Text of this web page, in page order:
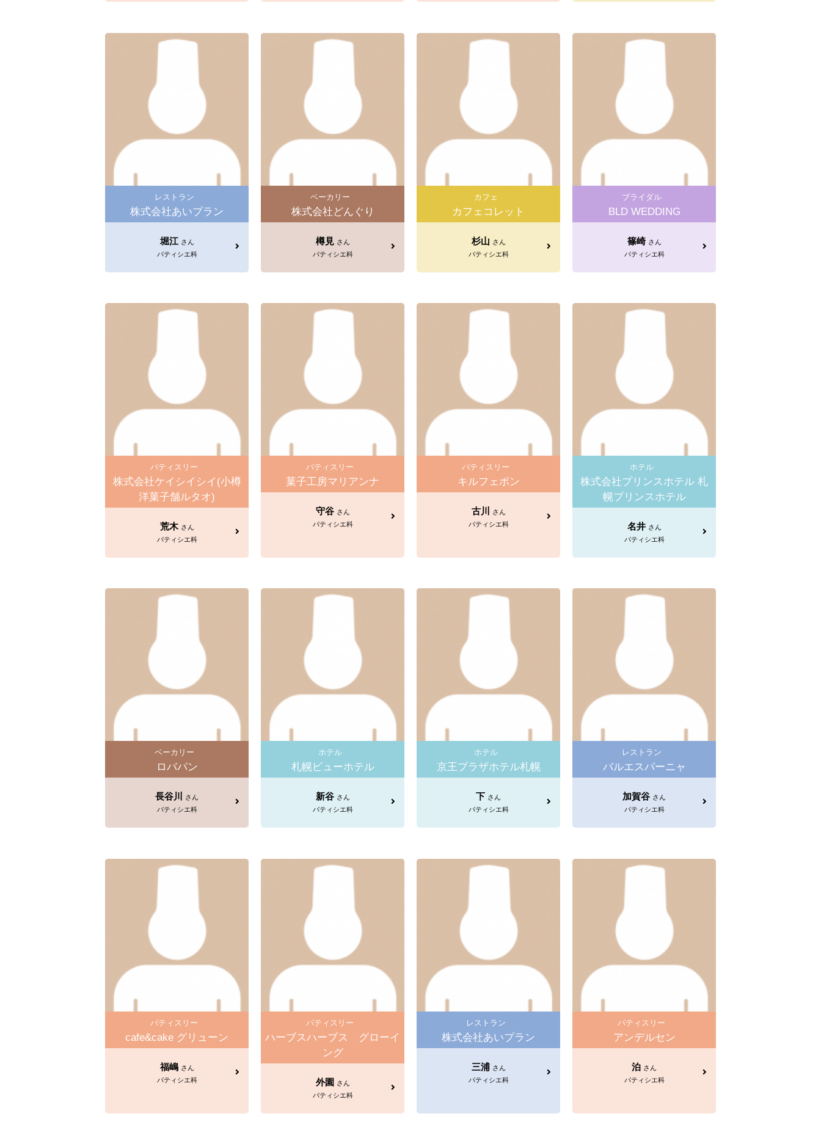
レストラン
株式会社あいプラン
堀江 さん
パティシエ科
ベーカリー
株式会社どんぐり
樽見 さん
パティシエ科
カフェ
カフェコレット
杉山 さん
パティシエ科
ブライダル
BLD WEDDING
篠崎 さん
パティシエ科
パティスリー
株式会社ケイシイシイ(小樽
洋菓子舗ルタオ)
荒木 さん
パティシエ科
パティスリー
菓子工房マリアンナ
守谷 さん
パティシエ科
パティスリー
キルフェボン
古川
さん
パティシエ科
ホテル
株式会社プリンスホテル 札
幌プリンスホテル
名井 さん
パティシエ科
ベーカリー
ロバパン
長谷川
さん
パティシエ科
ホテル
札幌ビューホテル
新谷 さん
パティシエ科
ホテル
京王プラザホテル札幌
下 さん
パティシエ科
レストラン
バルエスパーニャ
加賀谷 さん
パティシエ科
パティスリー
cafe&cake グリューン
福嶋 さん
パティシエ科
パティスリー
ハーブスハーブス グローイ
ング
外園 さん
パティシエ科
レストラン
株式会社あいプラン
三浦 さん
パティシエ科
パティスリー
アンデルセン
泊 さん
パティシエ科